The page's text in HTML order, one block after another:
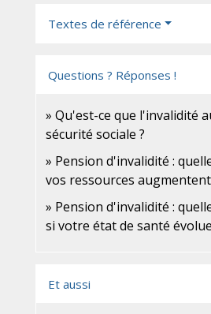
Textes de référence
Questions ? Réponses !
Qu'est-ce que l'invalidité
sécurité sociale ?
Pension d'invalidité :
vos ressources augmentent
Pension d'invalidité :
si votre état de santé
Et aussi